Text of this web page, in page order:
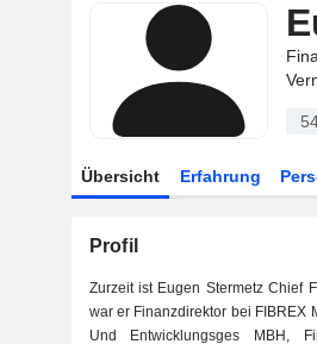
Übersicht Erfahrung
Profil
Zurzeit ist Eugen Stermetz Chief
war er Finanzdirektor bei FIBREX
Und Entwicklungsges MBH,